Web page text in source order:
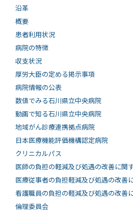
沿革
概要
患者利用状況
病院の特徴
収支状況
厚労大臣の定める掲示事項
病院情報の公表
数値でみる石川県立中央病院
動画で知る⽯川県⽴中央病院
地域がん診療連携拠点病院
日本医療機能評価機構認定病院
クリニカルパス
医師の負担の軽減及び処遇の改善に関
医療従事者の負担軽減及び処遇の改善
看護職員の負担の軽減及び処遇の改善
倫理委員会